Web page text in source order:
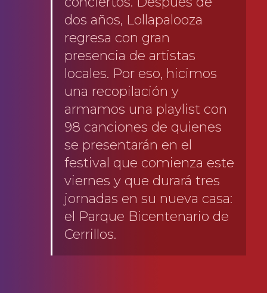
dos años, Lollapalooza
regresa con gran
presencia de artistas
locales. Por eso, hicimos
una recopilación y
armamos una playlist con
98 canciones de quienes
se presentarán en el
festival que comienza este
viernes y que durará tres
jornadas en su nueva casa:
el Parque Bicentenario de
Cerrillos.